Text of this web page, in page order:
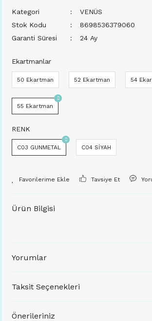
Kategori
VENÜS
Stok Kodu
8698536379060
Garanti Süresi
24 Ay
Ekartmanlar
50 Ekartman 52 Ekartman 54
55 Ekartman
RENK
C03 GUNMETAL C04 SİYAH
Tavsiye Et
Ürün Bilgisi
Yorumlar
Taksit Seçenekleri
Önerileriniz